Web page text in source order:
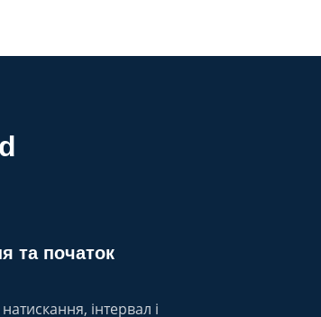
та початок
інтервал і